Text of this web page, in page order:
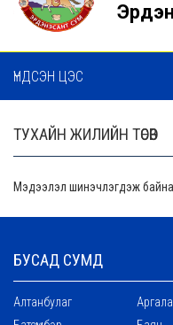
ҮНДСЭН ЦЭС
ТУХАЙН ЖИЛИЙН ТӨСӨВ
Мэдээлэл шинэчлэгдэж байна
БУСАД СУМД
Алтанбулаг